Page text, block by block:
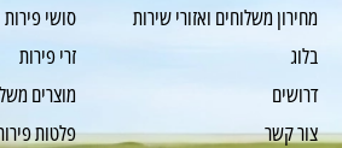
משלוחים ואזורי שירות
קשר
סושי פירות
זרי פירות
מוצרים משלימים
פלטות פירות עץ